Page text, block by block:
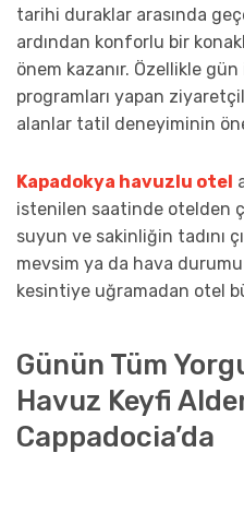
tarihi duraklar arasında
ardından konforlu bir
önem kazanır. Özellikle
programları yapan
alanlar tatil deneyiminin
Kapadokya havuzlu otel
istenilen saatinde otelden
suyun ve sakinliğin tadını
mevsim ya da hava
kesintiye uğramadan otel
Günün Tüm
Havuz Keyfi
Cappadocia’da